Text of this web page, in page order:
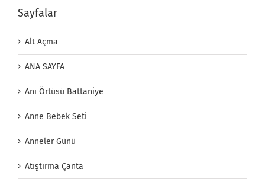
Sayfalar
Alt Açma
ANA SAYFA
Anı Örtüsü Battaniye
Anne Bebek Seti
Anneler Günü
Atıştırma Çanta